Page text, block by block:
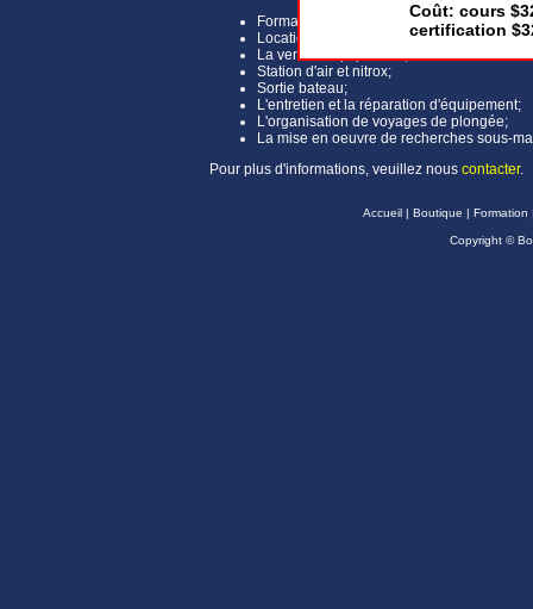
Formation de plongeurs;
Location d'équipement;
La vente d'équipement;
Station d'air et nitrox;
Sortie bateau;
L'entretien et la réparation d'équipement;
L'organisation de voyages de plongée;
La mise en oeuvre de recherches sous-
Pour plus d'informations, veuillez nous contacter.
Accueil| Boutique | Formation
Copyright ©
Coût: cours
certification